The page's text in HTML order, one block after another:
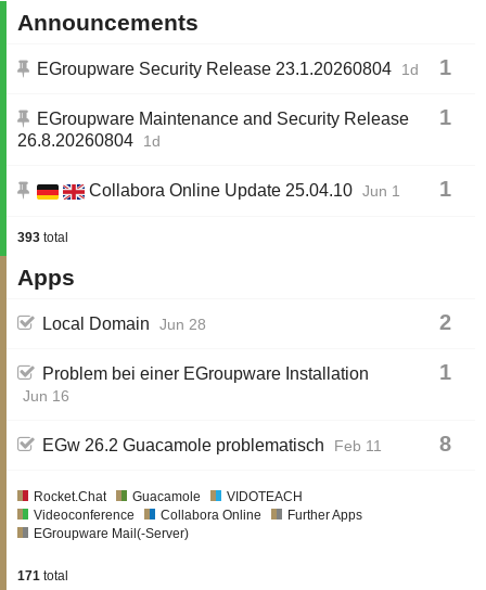
Announcements
EGroupware Security Release 23.1.20260804 1d 1
EGroupware Maintenance and Security Release
26.8.20260804
1d
1
Collabora Online Update 25.04.10 Jun 1 1
393 total
Apps
Local Domain Jun 28 2
Problem bei einer EGroupware Installation
Jun 16
1
EGw 26.2 Guacamole problematisch Feb 11 8
Rocket.Chat Guacamole
VIDOTEACH
Videoconference
Collabora Online
Further Apps
EGroupware Mail(-Server)
171 total